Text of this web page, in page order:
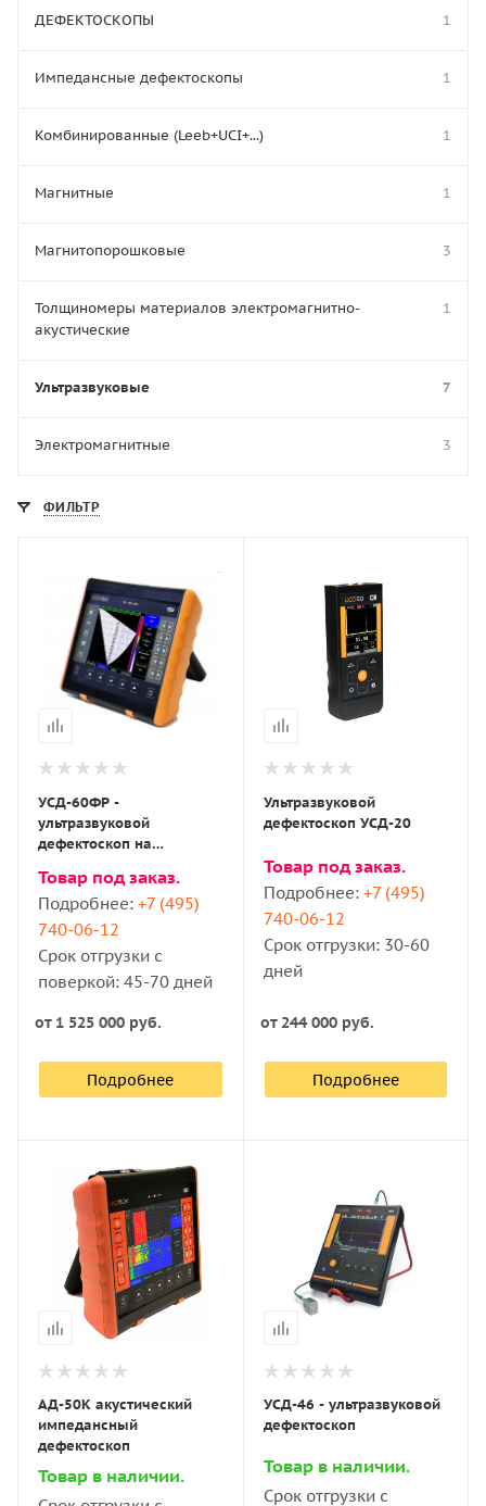
ДЕФЕКТОСКОПЫ 1
Импедансные дефектоскопы 1
Комбинированные (Leeb+UCI+...) 1
Магнитные 1
Магнитопорошковые 3
Толщиномеры материалов электромагнитно-
акустические
1
Ультразвуковые 7
Электромагнитные 3
ФИЛЬТР
УСД-60ФР -
ультразвуковой
дефектоскоп на
Товар под заказ.
Подробнее: +7 (495)
740-06-12
Срок отгрузки с
поверкой: 45-70 дней
от 1 525 000 руб.
Подробнее
Ультразвуковой
дефектоскоп УСД-20
Товар под заказ.
Подробнее: +7 (495)
740-06-12
Срок отгрузки: 30-60
дней
от 244 000 руб.
Подробнее
АД-50К акустический
импедансный
дефектоскоп
Товар в наличии.
УСД-46 - ультразвуковой
дефектоскоп
Товар в наличии.
Срок отгрузки с